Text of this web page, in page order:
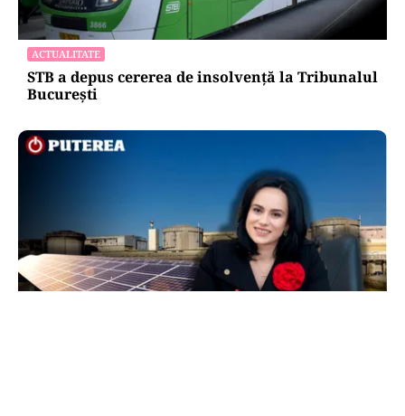
ACTUALITATE
STB a depus cererea de insolvență la Tribunalul
București